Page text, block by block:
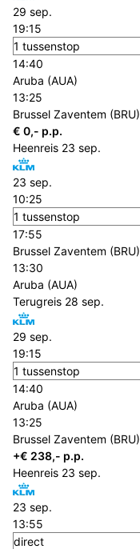
29 sep.
19:15
1 tussenstop
14:40
Aruba (AUA)
13:25
Brussel Zaventem (BRU)
€ 0,- p.p.
Heenreis 23 sep.
23 sep.
10:25
1 tussenstop
17:55
Brussel Zaventem (BRU)
13:30
Aruba (AUA)
Terugreis 28 sep.
29 sep.
19:15
1 tussenstop
14:40
Aruba (AUA)
13:25
Brussel Zaventem (BRU)
+€ 238,- p.p.
Heenreis 23 sep.
23 sep.
13:55
direct